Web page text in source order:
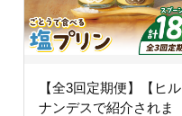
【全3回定期便】【ヒル
ナンデスで紹介されま